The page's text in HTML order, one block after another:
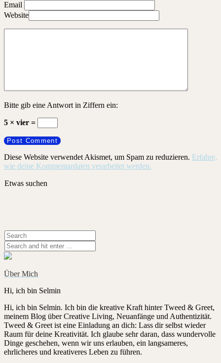
Email
Website
Bitte gib eine Antwort in Ziffern ein:
5 × vier =
Diese Website verwendet Akismet, um Spam zu reduzieren. Erfahre,
wie deine Kommentardaten verarbeitet werden.
Etwas suchen
Über Mich
Hi, ich bin Selmin
Hi, ich bin Selmin. Ich bin die kreative Kraft hinter Tweed & Greet,
meinem Blog über Creative Living, Neuanfänge und Authentizität.
Tweed & Greet ist eine Einladung an dich: Lass dir selbst wieder
Raum für deine Kreativität. Ich glaube sehr daran, dass wundervolle
Dinge geschehen, wenn wir uns erlauben, ein langsameres,
ehrlicheres und kreativeres Leben zu führen.